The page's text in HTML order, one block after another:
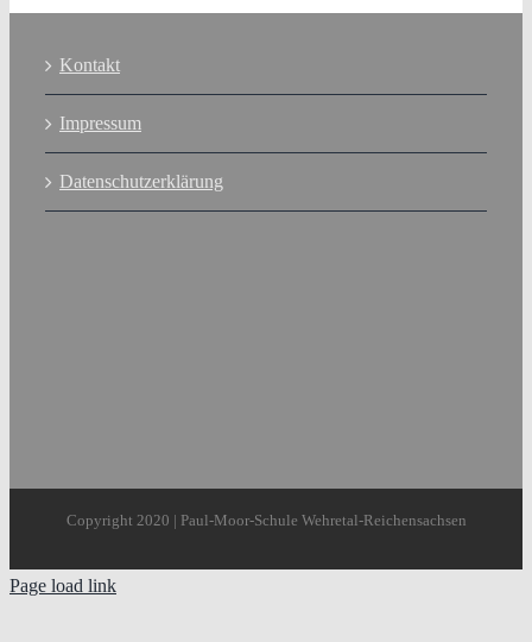
Kontakt
Impressum
Datenschutzerklärung
Copyright 2020 | Paul-Moor-Schule Wehretal-Reichensachsen
Page load link